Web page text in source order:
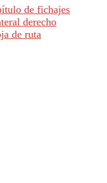
de fichajes
derecho
de ruta